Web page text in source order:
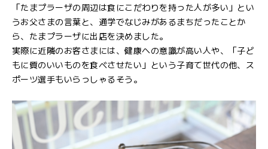
「たまプラーザの周辺は食にこだわりを持った人が多い」とい
うお父さまの言葉と、通学でなじみがあるまちだったことか
ら、たまプラーザに出店を決めました。
実際に近隣のお客さまには、健康への意識が高い人や、「子ど
もに質のいいものを食べさせたい」という子育て世代の他、ス
ポーツ選手もいらっしゃるそう。